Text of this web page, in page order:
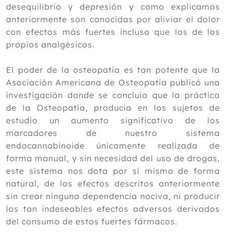
desequilibrio y depresión y como explicamos
anteriormente son conocidas por aliviar el dolor
con efectos más fuertes incluso que los de los
propios analgésicos.
El poder de la osteopatía es tan potente que la
Asociación Americana de Osteopatía publicó una
investigación donde se concluía que la práctica
de la Osteopatía, producía en los sujetos de
estudio un aumento significativo de los
marcadores de nuestro sistema
endocannabinoide únicamente realizada de
forma manual, y sin necesidad del uso de drogas,
este sistema nos dota por sí mismo de forma
natural, de los efectos descritos anteriormente
sin crear ninguna dependencia nociva, ni producir
los tan indeseables efectos adversos derivados
del consumo de estos fuertes fármacos.